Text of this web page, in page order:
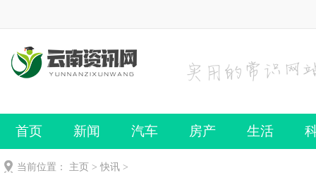
首页 新闻 汽车 房产 生活
当前位置： 主页 >快讯 >